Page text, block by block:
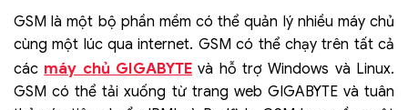
GSM là một bộ phần mềm có thể quản lý nhiều máy chủ
cùng một lúc qua internet. GSM có thể chạy trên tất cả
các máy chủ GIGABYTE và hỗ trợ Windows và Linux.
GSM có thể tải xuống từ trang web GIGABYTE và tuân